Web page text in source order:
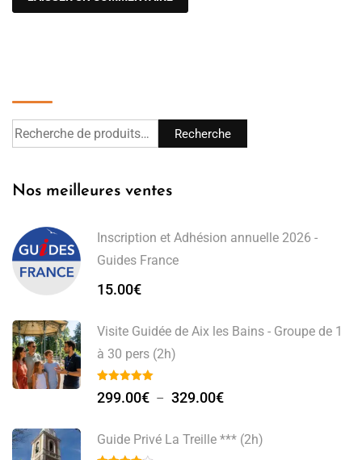
Recherche
Nos meilleures ventes
Inscription et Adhésion annuelle 2026 -
Guides France
15.00€
Visite Guidée de Aix les Bains - Groupe de 1
à 30 pers (2h)
299.00€ – 329.00€
Guide Privé La Treille *** (2h)